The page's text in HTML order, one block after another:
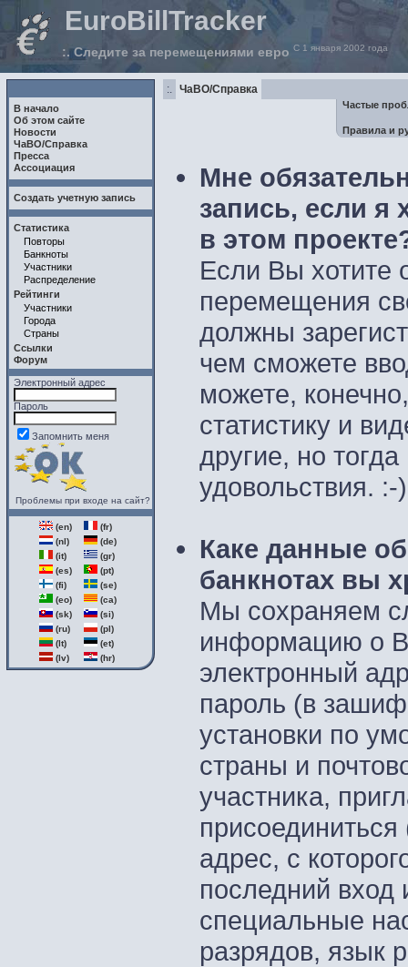
EuroBillTracker
:. Следите за перемещениями евроС 1 января 2002 года
В начало
Об этом сайте
Новости
ЧаВО/Справка
Пресса
Ассоциация
Создать учетную запись
Статистика
Повторы
Банкноты
Участники
Распределение
Рейтинги
Участники
Города
Страны
Ссылки
Форум
Электронный адрес
Пароль
Запомнить меня
Проблемы при входе на сайт?
(en)
(fr)
(nl)
(de)
(it)
(gr)
(es)
(pt)
(fi)
(se)
(eo)
(ca)
(sk)
(si)
(ru)
(pl)
(lt)
(et)
(lv)
(hr)
:. ЧаВО/Справка
Частые
Правила и
Мне
запись, если я
в этом
Если Вы хотите
перемещения
должны
чем сможете
можете,
статистику и
другие, но
удовольствия. :-)
Каке данные
банкнотах вы
Мы сохраняем
информацию о
электронный
пароль (в
установки по
страны и
участника,
адрес, с
последний вход
специальные
разрядов, язык